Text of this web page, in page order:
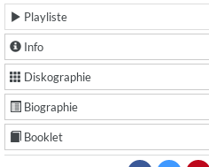
Playliste
Info
Diskographie
Biographie
Booklet